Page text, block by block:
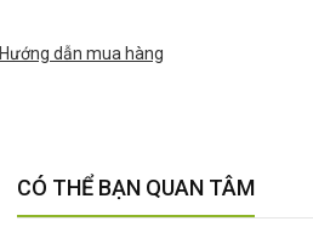
Hướng dẫn mua hàng
CÓ THỂ BẠN QUAN TÂM